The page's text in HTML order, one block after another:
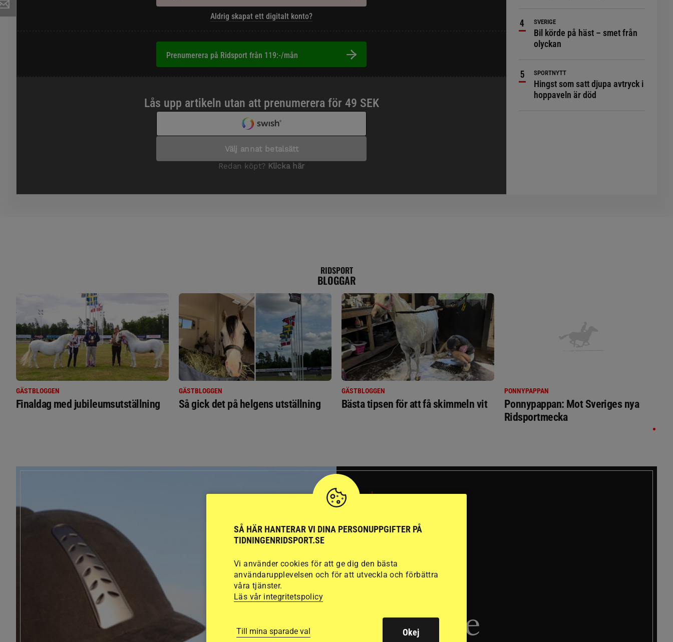
Aldrig skapat ett digitalt konto?
Prenumerera på Ridsport från 119:-/mån
SVERIGE
Bil körde på häst – smet från
olyckan
SPORTNYTT
Hingst som satt djupa avtryck i
hoppaveln är död
RIDSPORT
BLOGGAR
GÄSTBLOGGEN
Finaldag med jubileumsutställning
GÄSTBLOGGEN
Så gick det på helgens utställning
GÄSTBLOGGEN
Bästa tipsen för att få skimmeln vit
PONNYPAPPAN
Ponnypappan: Mot Sveriges nya
Ridsportmecka
SVERIGE
Dyraste
SÅ HÄR HANTERAR VI DINA PERSONUPPGIFTER PÅ
TIDNINGENRIDSPORT.SE
Vi använder cookies för att ge dig den bästa
användarupplevelsen och för att utveckla och förbättra
våra tjänster.
Läs vår integritetspolicy
Till mina sparade val Okej